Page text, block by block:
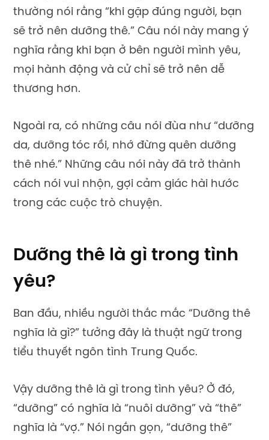
thường nói rằng “khi gặp đúng người, bạn
sẽ trở nên dưỡng thê.” Câu nói này mang ý
nghĩa rằng khi bạn ở bên người mình yêu,
mọi hành động và cử chỉ sẽ trở nên dễ
thương hơn.
Ngoài ra, có những câu nói đùa như “dưỡng
da, dưỡng tóc rồi, nhớ đừng quên dưỡng
thê nhé.” Những câu nói này đã trở thành
cách nói vui nhộn, gợi cảm giác hài hước
trong các cuộc trò chuyện.
Dưỡng thê là gì trong tình
yêu?
Ban đầu, nhiều người thắc mắc “Dưỡng thê
nghĩa là gì?” tưởng đây là thuật ngữ trong
tiểu thuyết ngôn tình Trung Quốc.
Vậy dưỡng thê là gì trong tình yêu? Ở đó,
“dưỡng” có nghĩa là “nuôi dưỡng” và “thê”
nghĩa là “vợ.” Nói ngắn gọn, “dưỡng thê”